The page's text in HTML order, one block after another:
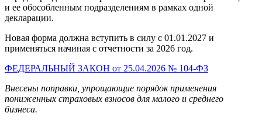
и ее обособленным подразделениям в рамках одной
декларации.
Новая форма должна вступить в силу с 01.01.2027 и
применяться начиная с отчетности за 2026 год.
ФЕДЕРАЛЬНЫЙ ЗАКОН от 25.04.2026 № 104-ФЗ
Внесены поправки, упрощающие порядок применения
пониженных страховых взносов для малого и среднего
бизнеса.